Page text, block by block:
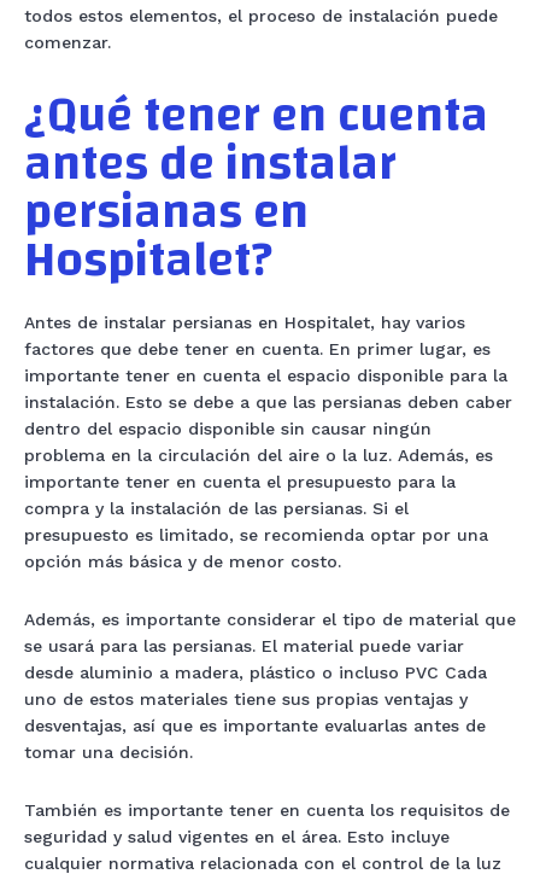
todos estos elementos, el proceso de instalación puede
comenzar.
¿Qué tener en cuenta
antes de instalar
persianas en
Hospitalet?
Antes de instalar persianas en Hospitalet, hay varios
factores que debe tener en cuenta. En primer lugar, es
importante tener en cuenta el espacio disponible para la
instalación. Esto se debe a que las persianas deben caber
dentro del espacio disponible sin causar ningún
problema en la circulación del aire o la luz. Además, es
importante tener en cuenta el presupuesto para la
compra y la instalación de las persianas. Si el
presupuesto es limitado, se recomienda optar por una
opción más básica y de menor costo.
Además, es importante considerar el tipo de material que
se usará para las persianas. El material puede variar
desde aluminio a madera, plástico o incluso PVC Cada
uno de estos materiales tiene sus propias ventajas y
desventajas, así que es importante evaluarlas antes de
tomar una decisión.
También es importante tener en cuenta los requisitos de
seguridad y salud vigentes en el área. Esto incluye
cualquier normativa relacionada con el control de la luz